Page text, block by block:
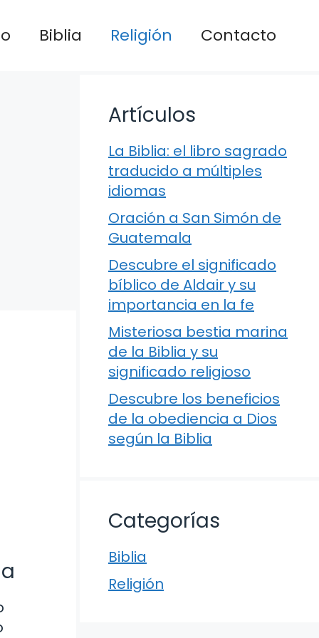
Biblia Religión Contacto
Artículos
La Biblia: el libro sagrado
traducido a múltiples
idiomas
Oración a San Simón de
Guatemala
Descubre el significado
bíblico de Aldair y su
importancia en la fe
Misteriosa bestia marina
de la Biblia y su
significado religioso
Descubre los beneficios
de la obediencia a Dios
según la Biblia
Categorías
Biblia
Religión